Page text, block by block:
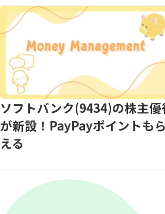
ソフトバンク(9434)の株主優
が新設！PayPayポイントもら
える